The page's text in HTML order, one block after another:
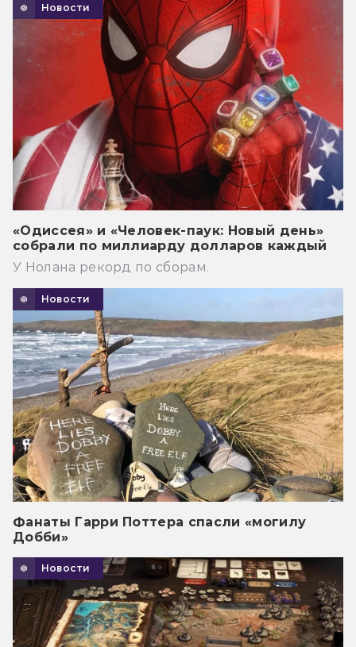
Новости
«Одиссея» и «Человек-паук: Новый день»
собрали по миллиарду долларов каждый
У Нолана рекорд по сборам.
Новости
Фанаты Гарри Поттера спасли «могилу
Добби»
Новости